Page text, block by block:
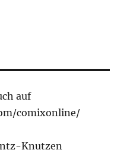
auf
comixonline/
Knutzen